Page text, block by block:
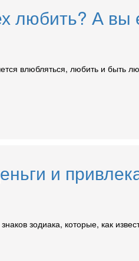
любить? А вы
влюбляться, любить и быть
и
зодиака, которые, как